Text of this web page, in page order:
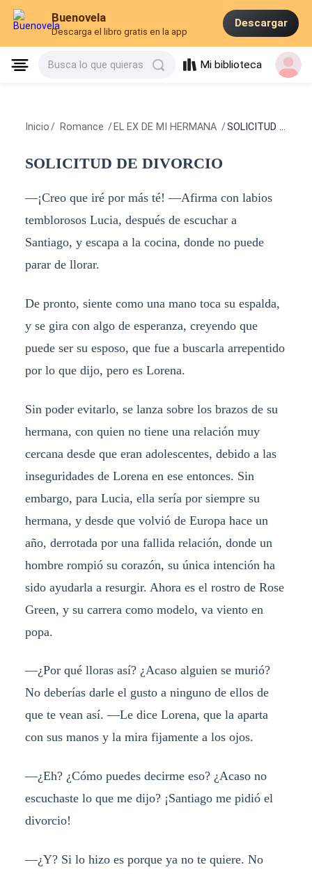
Buenovela
Descarga el libro gratis en la app
Descargar
Busca lo que quieras Mi biblioteca
Inicio / Romance / EL EX DE MI HERMANA /SOLICITUD DE DIVORCIO
SOLICITUD DE DIVORCIO
—¡Creo que iré por más té! —Afirma con labios
temblorosos Lucia, después de escuchar a
Santiago, y escapa a la cocina, donde no puede
parar de llorar.
De pronto, siente como una mano toca su espalda,
y se gira con algo de esperanza, creyendo que
puede ser su esposo, que fue a buscarla arrepentido
por lo que dijo, pero es Lorena.
Sin poder evitarlo, se lanza sobre los brazos de su
hermana, con quien no tiene una relación muy
cercana desde que eran adolescentes, debido a las
inseguridades de Lorena en ese entonces. Sin
embargo, para Lucia, ella sería por siempre su
hermana, y desde que volvió de Europa hace un
año, derrotada por una fallida relación, donde un
hombre rompió su corazón, su única intención ha
sido ayudarla a resurgir. Ahora es el rostro de Rose
Green, y su carrera como modelo, va viento en
popa.
—¿Por qué lloras así? ¿Acaso alguien se murió?
No deberías darle el gusto a ninguno de ellos de
que te vean así. —Le dice Lorena, que la aparta
con sus manos y la mira fijamente a los ojos.
—¿Eh? ¿Cómo puedes decirme eso? ¿Acaso no
escuchaste lo que me dijo? ¡Santiago me pidió el
divorcio!
—¿Y? Si lo hizo es porque ya no te quiere. No